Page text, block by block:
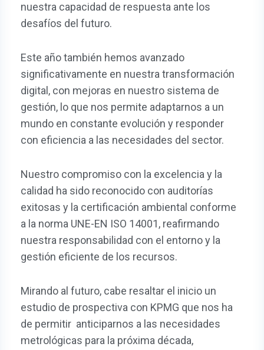
nuestra capacidad de respuesta ante los
desafíos del futuro.
Este año también hemos avanzado
significativamente en nuestra transformación
digital, con mejoras en nuestro sistema de
gestión, lo que nos permite adaptarnos a un
mundo en constante evolución y responder
con eficiencia a las necesidades del sector.
Nuestro compromiso con la excelencia y la
calidad ha sido reconocido con auditorías
exitosas y la certificación ambiental conforme
a la norma UNE-EN ISO 14001, reafirmando
nuestra responsabilidad con el entorno y la
gestión eficiente de los recursos.
Mirando al futuro, cabe resaltar el inicio un
estudio de prospectiva con KPMG que nos ha
de permitir anticiparnos a las necesidades
metrológicas para la próxima década,